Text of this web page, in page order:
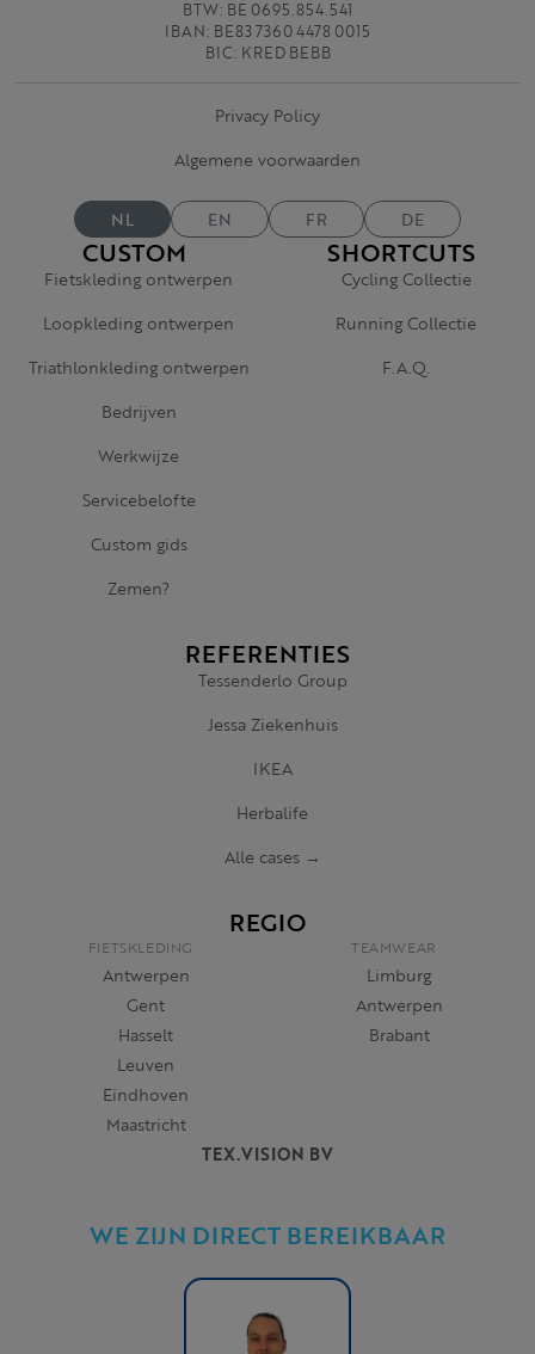
TEX.VISION BV
WE ZIJN DIRECT BEREIKBAAR
CUSTOM
Fietskleding ontwerpen
Loopkleding ontwerpen
Triathlonkleding ontwerpen
Bedrijven
Werkwijze
Servicebelofte
Custom gids
Zemen?
SHORTCUTS
Cycling Collectie
Running Collectie
F.A.Q.
REFERENTIES
Tessenderlo Group
Jessa Ziekenhuis
IKEA
Herbalife
Alle cases →
REGIO
FIETSKLEDING
Antwerpen
Gent
Hasselt
Leuven
Eindhoven
Maastricht
TEAMWEAR
Limburg
Antwerpen
Brabant
BTW: BE 0695.854.541
IBAN: BE83 7360 4478 0015
BIC: KRED BEBB
Privacy Policy
Algemene voorwaarden
NL EN FR DE